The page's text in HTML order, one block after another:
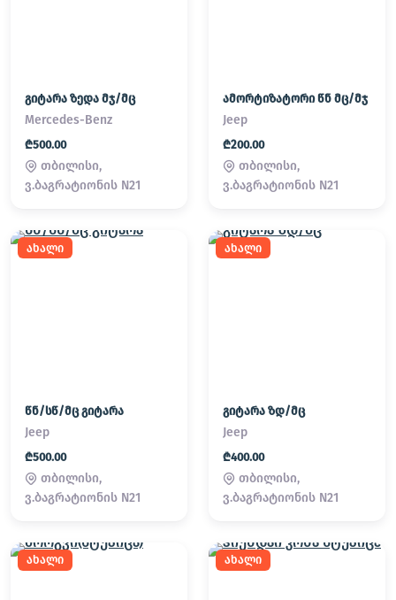
გიტარა ზედა მჯ/მც
Mercedes-Benz
₾500.00
თბილისი,
ვ.ბაგრატიონის N21
ამორტიზატორი წნ მც/მჯ
Jeep
₾200.00
თბილისი,
ვ.ბაგრატიონის N21
ახალი
წნ/სწ/მც გიტარა
Jeep
₾500.00
თბილისი,
ვ.ბაგრატიონის N21
ახალი
გიტარა ზდ/მც
Jeep
₾400.00
თბილისი,
ვ.ბაგრატიონის N21
ახალი ახალი